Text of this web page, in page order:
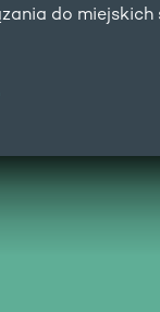
do miejskich